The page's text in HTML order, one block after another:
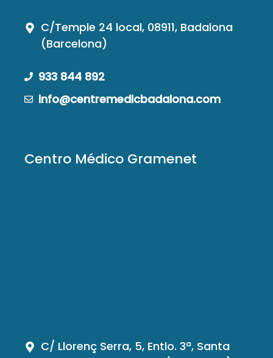
C/Temple 24 local, 08911, Badalona
(Barcelona)
933 844 892
info@centremedicbadalona.com
Centro Médico Gramenet
C/ Llorenç Serra, 5, Entlo. 3ª, Santa